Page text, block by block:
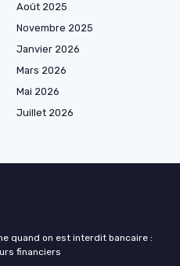
Août 2025
Novembre 2025
Janvier 2026
Mars 2026
Mai 2026
Juillet 2026
quand on est interdit bancaire :
financiers